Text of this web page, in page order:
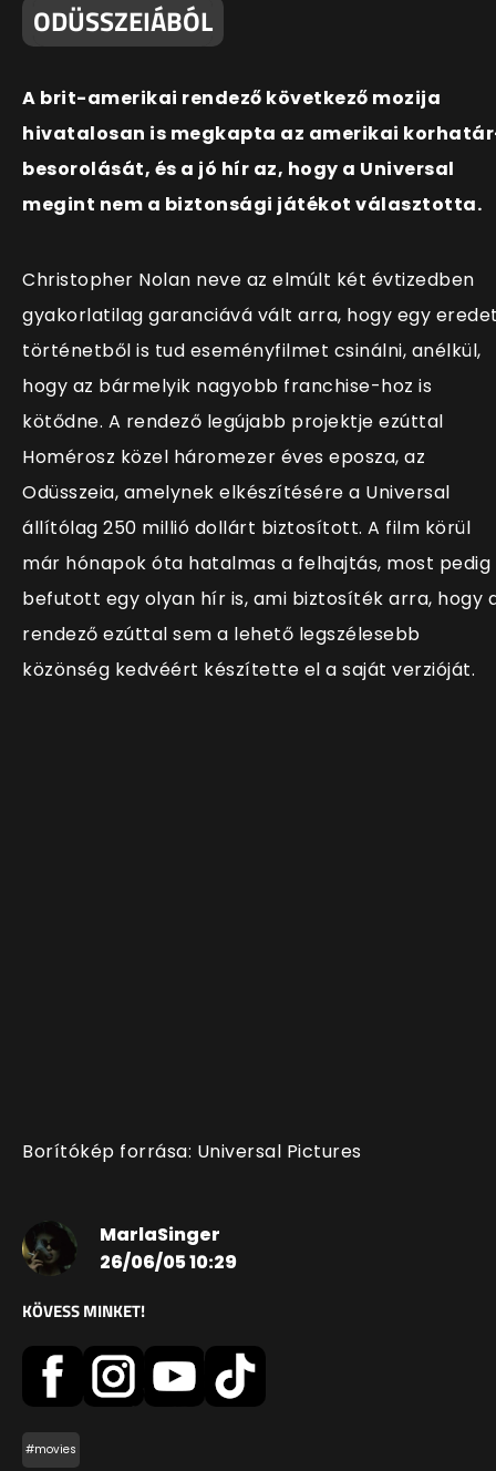
ODÜSSZEIÁBÓL
A brit-amerikai rendező következő mozija
hivatalosan is megkapta az amerikai
besorolását, és a jó hír az, hogy a Universal
megint nem a biztonsági játékot választotta.
Christopher Nolan neve az elmúlt két évtizedben
gyakorlatilag garanciává vált arra, hogy egy
történetből is tud eseményfilmet csinálni, anélkül,
hogy az bármelyik nagyobb franchise-hoz is
kötődne. A rendező legújabb projektje ezúttal
Homérosz közel háromezer éves eposza, az
Odüsszeia, amelynek elkészítésére a Universal
állítólag 250 millió dollárt biztosított. A film körül
már hónapok óta hatalmas a felhajtás, most pedig
befutott egy olyan hír is, ami biztosíték arra, hogy
rendező ezúttal sem a lehető legszélesebb
közönség kedvéért készítette el a saját verzióját.
Borítókép forrása: Universal Pictures
MarlaSinger
26/06/05 10:29
KÖVESS MINKET!
#movies